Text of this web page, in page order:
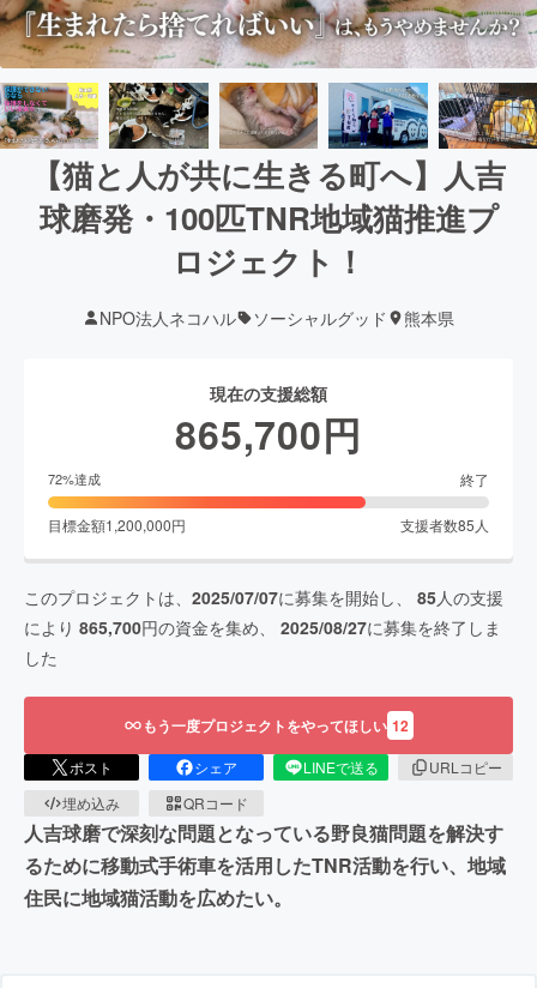
【猫と人が共に生きる町へ】人吉
球磨発・100匹TNR地域猫推進プ
ロジェクト！
NPO法人ネコハル ソーシャルグッド 熊本県
現在の支援総額
865,700円
72%達成 終了
目標金額1,200,000円 支援者数85 人
このプロジェクトは、 2025/07/07に募集を開始し、 85人の支援
により 865,700円の資金を集め、 2025/08/27に募集を終了しま
した
もう一度プロジェクトをやってほしい 12
ポスト シェア LINEで送る
URLコピー
埋め込み
QRコード
人吉球磨で深刻な問題となっている野良猫問題を解決す
るために移動式手術車を活用したTNR活動を行い、地域
住民に地域猫活動を広めたい。